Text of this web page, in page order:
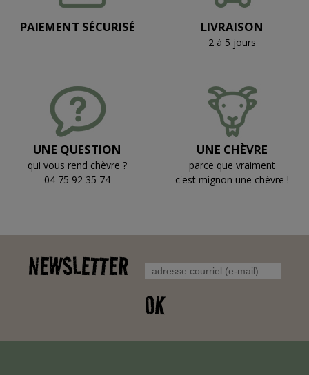
PAIEMENT SÉCURISÉ LIVRAISON
2 à 5 jours
UNE QUESTION
qui vous rend chèvre ?
04 75 92 35 74
UNE CHÈVRE
parce que vraiment
c'est mignon une chèvre !
NEWSLETTER
OK